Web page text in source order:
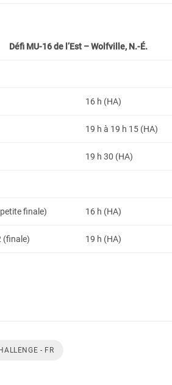
Défi MU-16 de l’Est – Wolfville, N.-É.
16 h (HA)
19 h à 19 h 15 (HA)
19 h 30 (HA)
finale) 16 h (HA)
(finale) 19 h (HA)
- FR